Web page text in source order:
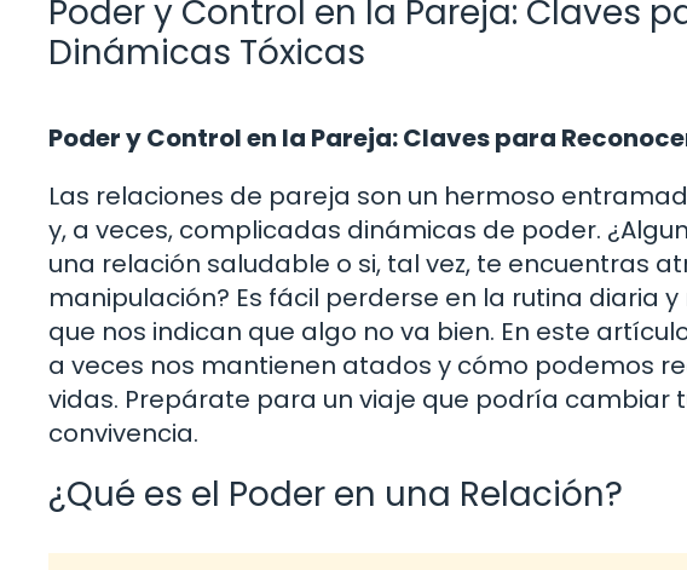
Poder y Control en la Pareja: Claves
Dinámicas Tóxicas
Poder y Control en la Pareja: Claves para
Las relaciones de pareja son un hermoso
y, a veces, complicadas dinámicas de poder.
una relación saludable o si, tal vez, te encuentras
manipulación? Es fácil perderse en la rutina diaria
que nos indican que algo no va bien. En este
a veces nos mantienen atados y cómo podemos
vidas. Prepárate para un viaje que podría cambiar
convivencia.
¿Qué es el Poder en una Relación?